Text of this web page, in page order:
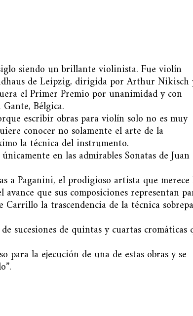
siendo un brillante violinista. Fue violín
de Leipzig, dirigida por Arthur Nikisch
el Primer Premio por unanimidad y con
Bélgica.
escribir obras para violín solo no es muy
conocer no solamente el arte de la
la técnica del instrumento.
en las admirables Sonatas de Juan
a Paganini, el prodigioso artista que
que sus composiciones representan
la trascendencia de la técnica
sucesiones de quintas y cuartas cromáticas
la ejecución de una de estas obras y se